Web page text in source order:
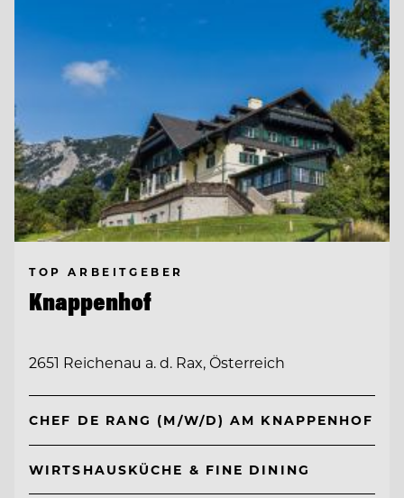
TOP ARBEITGEBER
Knappenhof
2651 Reichenau a. d. Rax, Österreich
CHEF DE RANG (M/W/D) AM KNAPPENHOF
WIRTSHAUSKÜCHE & FINE DINING